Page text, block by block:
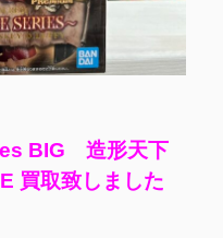
BIG 造形天下
買取致しました